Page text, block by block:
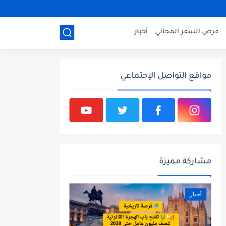
فرص السفر المجاني أخبار
مواقع التواصل الإجتماعي
مشاركة مميزة
أخبار